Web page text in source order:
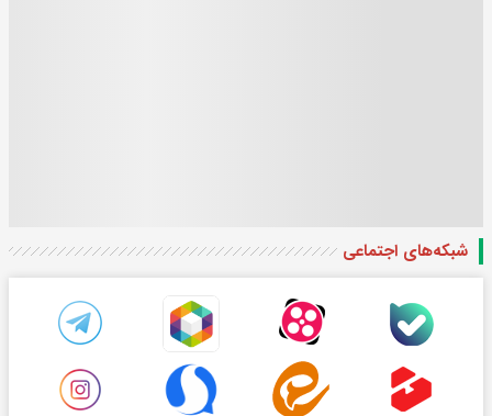
شبکه‌های اجتماعی